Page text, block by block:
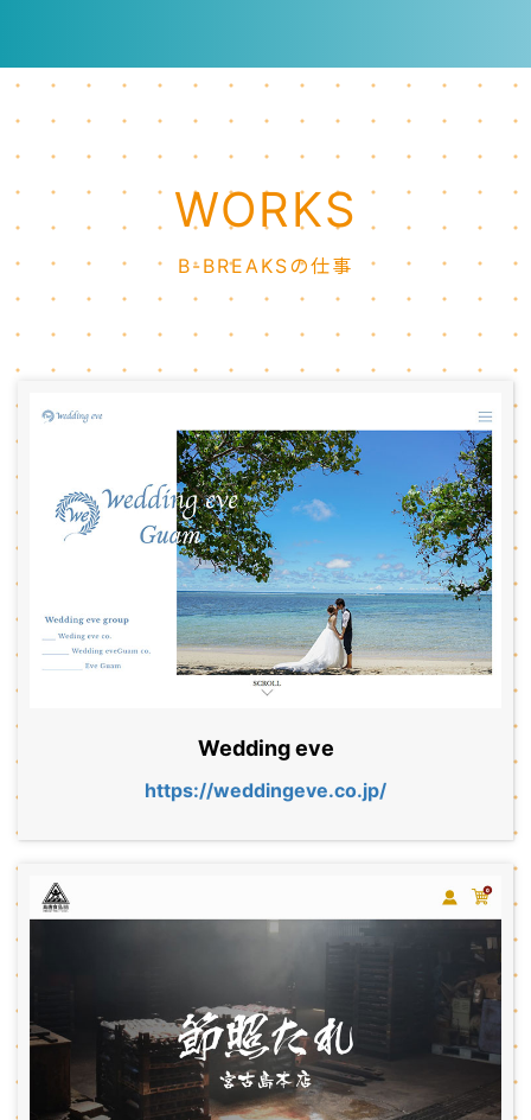
WORKS
B-BREAKSの仕事
Wedding eve
https://weddingeve.co.jp/